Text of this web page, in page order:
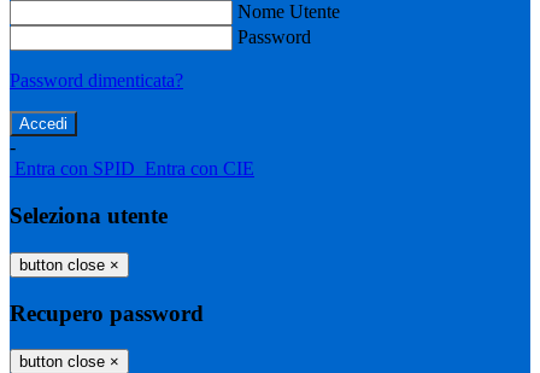
Nome Utente
Password
Password dimenticata?
-
Entra con SPID Entra con CIE
Seleziona utente
button close ×
Recupero password
button close ×